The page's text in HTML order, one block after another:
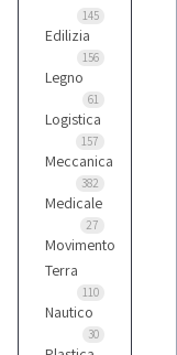
145
Edilizia
156
Legno
61
Logistica
157
Meccanica
382
Medicale
27
Movimento
Terra
110
Nautico
30